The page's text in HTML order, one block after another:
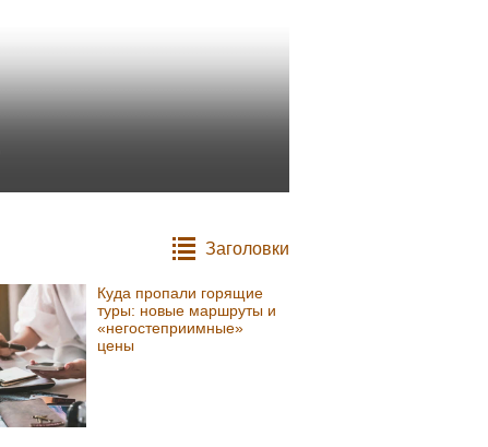
Заголовки
Куда пропали горящие
туры: новые маршруты и
«негостеприимные»
цены